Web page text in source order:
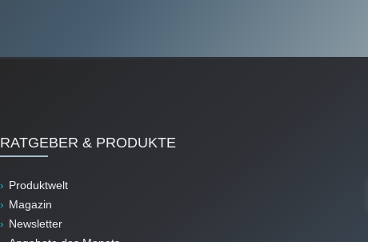
RATGEBER & PRODUKTE
Produktwelt
Magazin
Newsletter